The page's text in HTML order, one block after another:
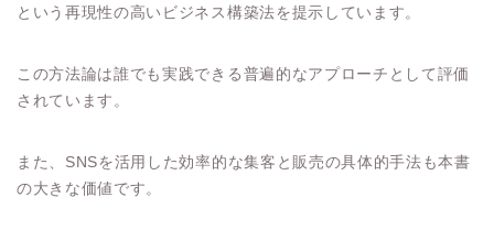
という再現性の高いビジネス構築法を提示しています。
この方法論は誰でも実践できる普遍的なアプローチとして評価
されています。
また、SNSを活用した効率的な集客と販売の具体的手法も本書
の大きな価値です。